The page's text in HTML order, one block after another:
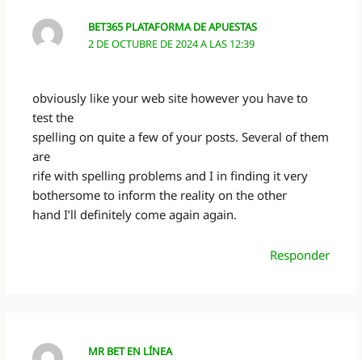
BET365 PLATAFORMA DE APUESTAS
2 DE OCTUBRE DE 2024 A LAS 12:39
obviously like your web site however you have to
test the
spelling on quite a few of your posts. Several of them
are
rife with spelling problems and I in finding it very
bothersome to inform the reality on the other
hand I’ll definitely come again again.
Responder
MR BET EN LÍNEA